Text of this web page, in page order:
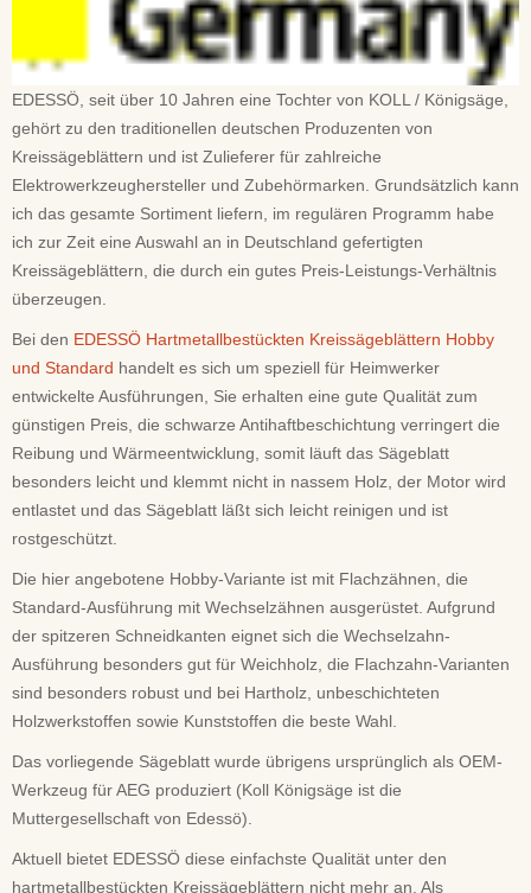
EDESSÖ, seit über 10 Jahren eine Tochter von KOLL / Königsäge,
gehört zu den traditionellen deutschen Produzenten von
Kreissägeblättern und ist Zulieferer für zahlreiche
Elektrowerkzeughersteller und Zubehörmarken. Grundsätzlich kann
ich das gesamte Sortiment liefern, im regulären Programm habe
ich zur Zeit eine Auswahl an in Deutschland gefertigten
Kreissägeblättern, die durch ein gutes Preis-Leistungs-Verhältnis
überzeugen.
Bei den EDESSÖ Hartmetallbestückten Kreissägeblättern Hobby
und Standard handelt es sich um speziell für Heimwerker
entwickelte Ausführungen, Sie erhalten eine gute Qualität zum
günstigen Preis, die schwarze Antihaftbeschichtung verringert die
Reibung und Wärmeentwicklung, somit läuft das Sägeblatt
besonders leicht und klemmt nicht in nassem Holz, der Motor wird
entlastet und das Sägeblatt läßt sich leicht reinigen und ist
rostgeschützt.
Die hier angebotene Hobby-Variante ist mit Flachzähnen, die
Standard-Ausführung mit Wechselzähnen ausgerüstet. Aufgrund
der spitzeren Schneidkanten eignet sich die Wechselzahn-
Ausführung besonders gut für Weichholz, die Flachzahn-Varianten
sind besonders robust und bei Hartholz, unbeschichteten
Holzwerkstoffen sowie Kunststoffen die beste Wahl.
Das vorliegende Sägeblatt wurde übrigens ursprünglich als OEM-
Werkzeug für AEG produziert (Koll Königsäge ist die
Muttergesellschaft von Edessö).
Aktuell bietet EDESSÖ diese einfachste Qualität unter den
hartmetallbestückten Kreissägeblättern nicht mehr an. Als